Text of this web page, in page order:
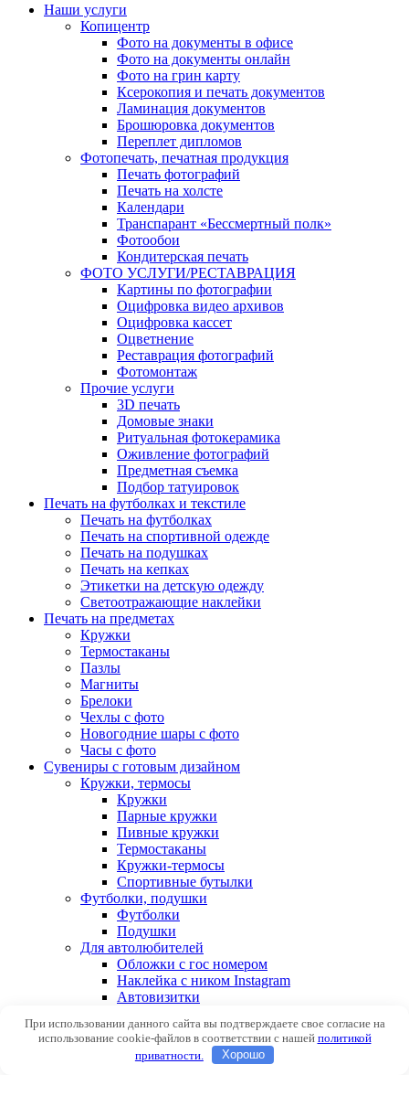
Наши услуги
Копицентр
Фото на документы в офисе
Фото на документы онлайн
Фото на грин карту
Ксерокопия и печать документов
Ламинация документов
Брошюровка документов
Переплет дипломов
Фотопечать, печатная продукция
Печать фотографий
Печать на холсте
Календари
Транспарант «Бессмертный полк»
Фотообои
Кондитерская печать
ФОТО УСЛУГИ/РЕСТАВРАЦИЯ
Картины по фотографии
Оцифровка видео архивов
Оцифровка кассет
Оцветнение
Реставрация фотографий
Фотомонтаж
Прочие услуги
3D печать
Домовые знаки
Ритуальная фотокерамика
Оживление фотографий
Предметная съемка
Подбор татуировок
Печать на футболках и текстиле
Печать на футболках
Печать на спортивной одежде
Печать на подушках
Печать на кепках
Этикетки на детскую одежду
Светоотражающие наклейки
Печать на предметах
Кружки
Термостаканы
Пазлы
Магниты
Брелоки
Чехлы с фото
Новогодние шары с фото
Часы с фото
Сувениры с готовым дизайном
Кружки, термосы
Кружки
Парные кружки
Пивные кружки
Термостаканы
Кружки-термосы
Спортивные бутылки
Футболки, подушки
Футболки
Подушки
Для автолюбителей
Обложки с гос номером
Наклейка с ником Instagram
Автовизитки
Авторизоваться
При использовании данного сайта вы подтверждаете свое согласие на
использование cookie-файлов в соответствии с нашей политикой
приватности.
Хорошо